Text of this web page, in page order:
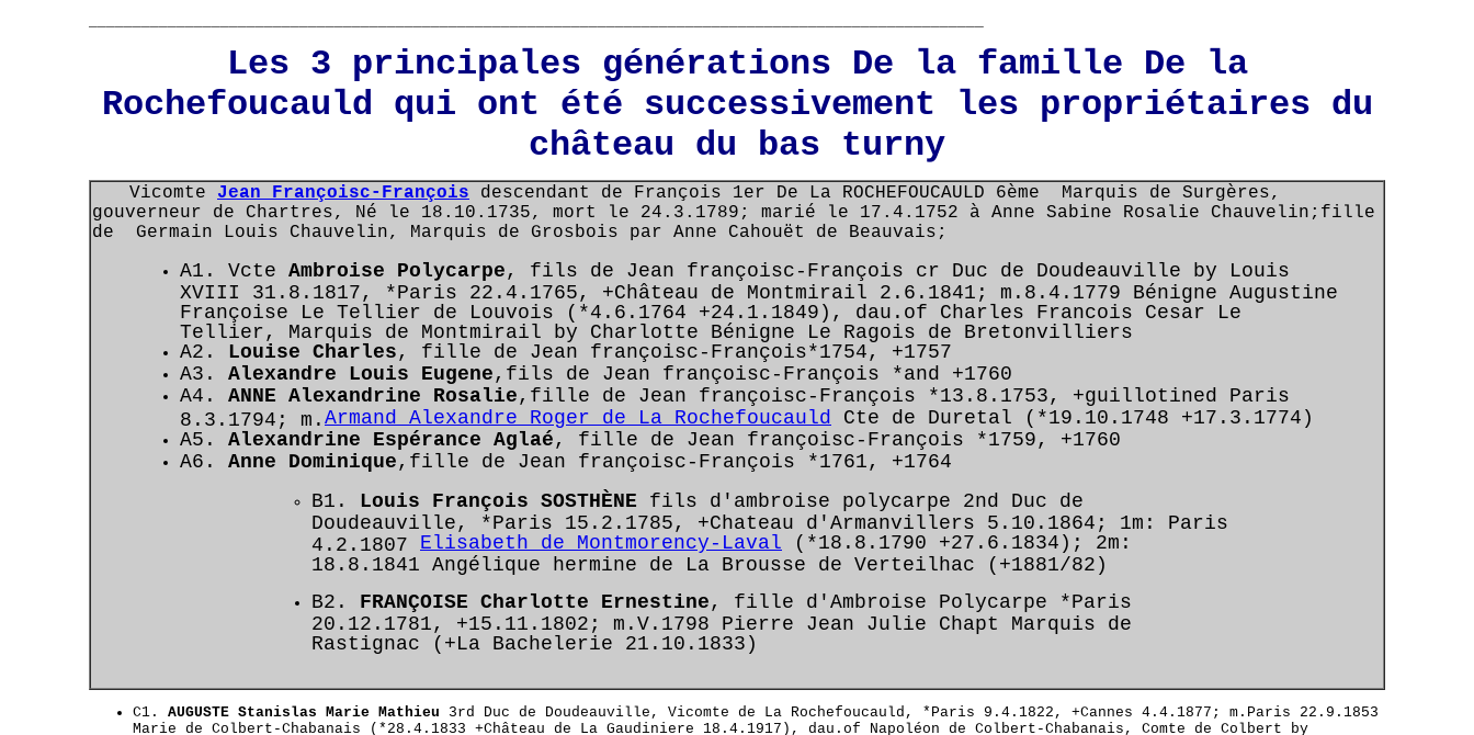
Les 3 principales générations De la famille De la
Rochefoucauld qui ont été successivement les propriétaires du
château du bas turny
Vicomte Jean Françoisc-François descendant de François 1er De La ROCHEFOUCAULD 6ème Marquis de Surgères,
gouverneur de Chartres, Né le 18.10.1735, mort le 24.3.1789; marié le 17.4.1752 à Anne Sabine Rosalie Chauvelin;fille
de Germain Louis Chauvelin, Marquis de Grosbois par Anne Cahouët de Beauvais;
A1. Vcte Ambroise Polycarpe , fils de Jean françoisc-François cr Duc de Doudeauville by Louis
XVIII 31.8.1817, *Paris 22.4.1765, +Château de Montmirail 2.6.1841; m.8.4.1779 Bénigne Augustine
Françoise Le Tellier de Louvois (*4.6.1764 +24.1.1849), dau.of Charles Francois Cesar Le
Tellier, Marquis de Montmirail by Charlotte Bénigne Le Ragois de Bretonvilliers
A2. Louise Charles , fille de Jean françoisc-François*1754, +1757
A3. Alexandre Louis Eugene , fils de Jean françoisc-François *and +1760
A4. ANNE Alexandrine Rosalie , fille de Jean françoisc-François *13.8.1753, +guillotined Paris
8.3.1794; m. Armand Alexandre Roger de La Rochefoucauld Cte de Duretal (*19.10.1748 +17.3.1774)
A5. Alexandrine Espérance Aglaé , fille de Jean françoisc-François *1759, +1760
A6. Anne Dominique , fille de Jean françoisc-François *1761, +1764
B1. Louis François SOSTHÈNE fils d'ambroise polycarpe 2nd Duc de
Doudeauville, *Paris 15.2.1785, +Chateau d'Armanvillers 5.10.1864; 1m: Paris
4.2.1807 Elisabeth de Montmorency-Laval (*18.8.1790 +27.6.1834); 2m:
18.8.1841 Angélique hermine de La Brousse de Verteilhac (+1881/82)
B2. FRANÇOISE Charlotte Ernestine , fille d'Ambroise Polycarpe *Paris
20.12.1781, +15.11.1802; m.V.1798 Pierre Jean Julie Chapt Marquis de
Rastignac (+La Bachelerie 21.10.1833)
C1. AUGUSTE Stanislas Marie Mathieu 3rd Duc de Doudeauville, Vicomte de La Rochefoucauld, *Paris 9.4.1822, +Cannes 4.4.1877; m.Paris 22.9.1853
Marie de Colbert-Chabanais (*28.4.1833 +Château de La Gaudiniere 18.4.1917), dau.of Napoléon de Colbert-Chabanais, Comte de Colbert by